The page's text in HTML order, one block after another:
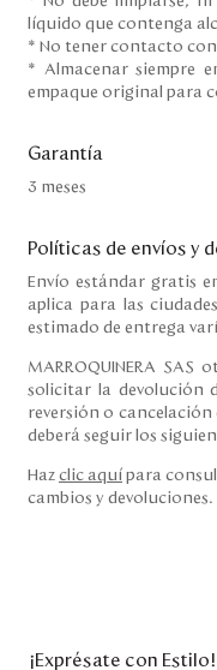
líquido que contenga
* No tener contacto
* Almacenar siempre
empaque original para
Garantía
3 meses
Políticas de envíos y
Envío estándar gratis
aplica para las
estimado de entrega
MARROQUINERA
solicitar la devolución
reversión o cancelación
deberá seguir los
Haz clic aquí para
cambios y devoluciones.
¡Exprésate con Estilo!